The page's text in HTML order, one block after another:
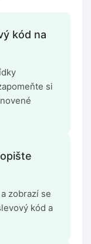
kód na
si
zobrazí se
kód a